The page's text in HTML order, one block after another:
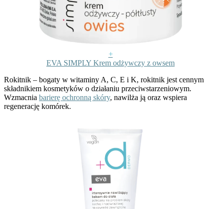
+
EVA SIMPLY Krem odżywczy z owsem
Rokitnik – bogaty w witaminy A, C, E i K, rokitnik jest cennym
składnikiem kosmetyków o działaniu przeciwstarzeniowym.
Wzmacnia barierę ochronną skóry, nawilża ją oraz wspiera
regenerację komórek.